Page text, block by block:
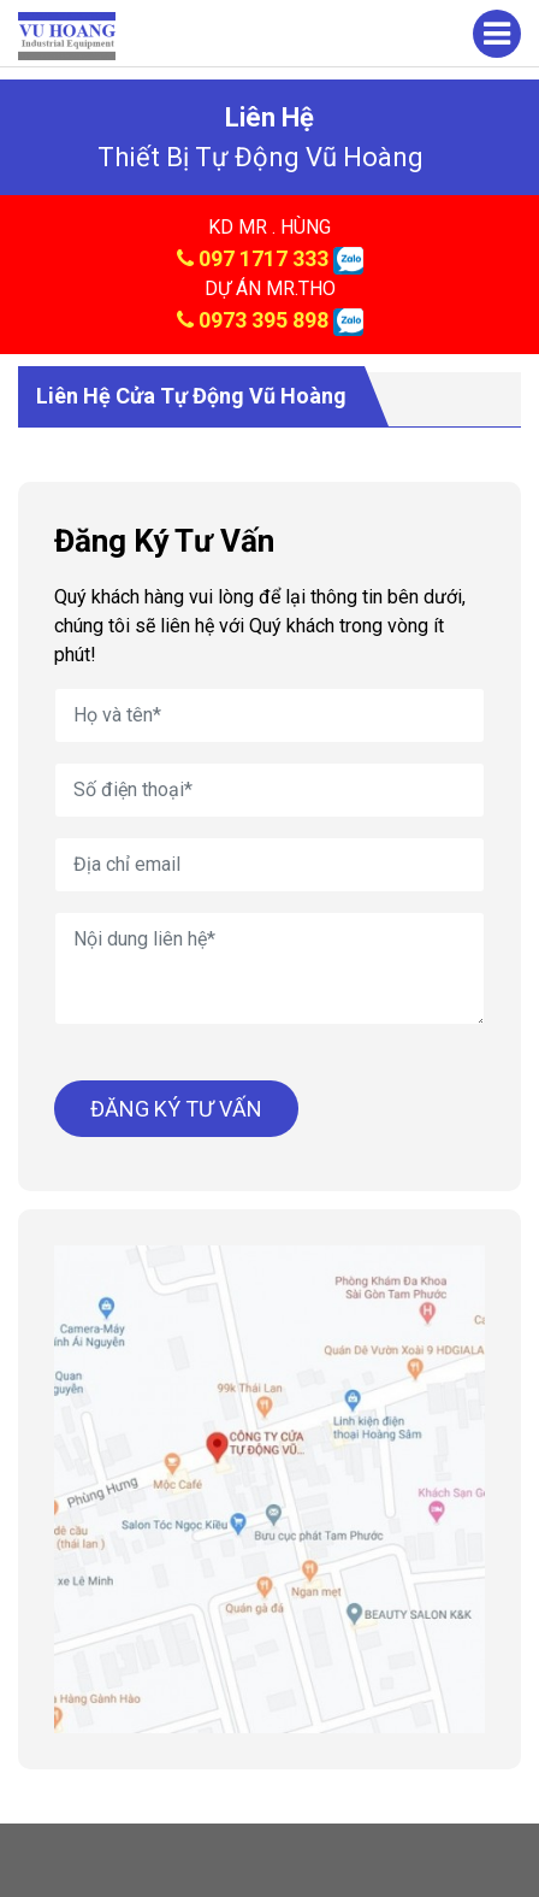
Liên Hệ
Thiết Bị Tự Động Vũ Hoàng
KD MR . HÙNG
097 1717 333
DỰ ÁN MR.THO
0973 395 898
Liên Hệ Cửa Tự Động Vũ Hoàng
Đăng Ký Tư Vấn
Quý khách hàng vui lòng để lại thông tin bên dưới,
chúng tôi sẽ liên hệ với Quý khách trong vòng ít
phút!
ĐĂNG KÝ TƯ VẤN